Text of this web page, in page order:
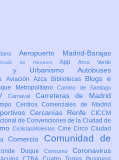
Aeropuerto Madrid-Barajas
de HenaresAppArco Verde
y Urbanismo Autobuses
Aviación Azca Bibliotecas Blogs e
MetropolitanoCamino de Santiago
Carnaval Carreteras de Madrid
Centros Comerciales de Madrid
Cercanías Renfe CICCM
de Convenciones de la Ciudad de
CiclistasMolestos CineCircoCiudad
Comercio Comunidad de
Duque Consumo Coronavirus